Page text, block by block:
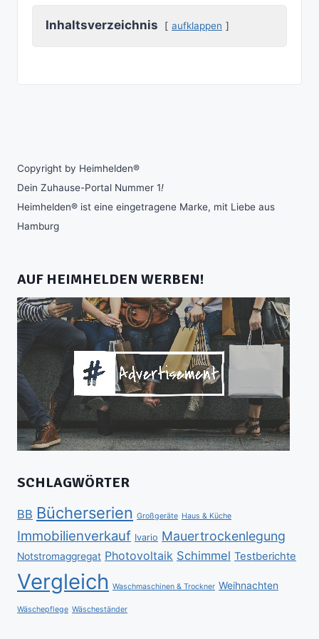
Inhaltsverzeichnis aufklappen
Copyright by Heimhelden®
Dein Zuhause-Portal Nummer 1!
Heimhelden® ist eine eingetragene Marke, mit Liebe aus
Hamburg
AUF HEIMHELDEN WERBEN!
SCHLAGWÖRTER
BB Bücherserien Großgeräte Haus & Küche
Immobilienverkauf Ivario Mauertrockenlegung
Notstromaggregat Photovoltaik Schimmel Testberichte
Vergleich Waschmaschinen & Trockner Weihnachten
Wäschepflege Wäscheständer